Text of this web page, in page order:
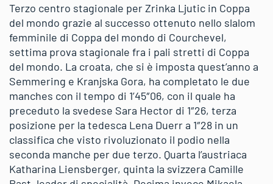
Terzo centro stagionale per Zrinka Ljutic in Coppa
del mondo grazie al successo ottenuto nello slalom
femminile di Coppa del mondo di Courchevel,
settima prova stagionale fra i pali stretti di Coppa
del mondo. La croata, che si è imposta quest’anno a
Semmering e Kranjska Gora, ha completato le due
manches con il tempo di 1’45″06, con il quale ha
preceduto la svedese Sara Hector di 1″26, terza
posizione per la tedesca Lena Duerr a 1″28 in un
classifica che visto rivoluzionato il podio nella
seconda manche per due terzo. Quarta l’austriaca
Katharina Liensberger, quinta la svizzera Camille